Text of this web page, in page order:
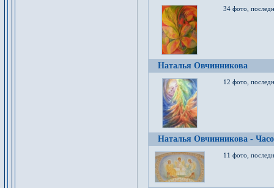
34 фото,
Наталья Овчинникова
12 фото,
Наталья Овчинникова -
11 фото,